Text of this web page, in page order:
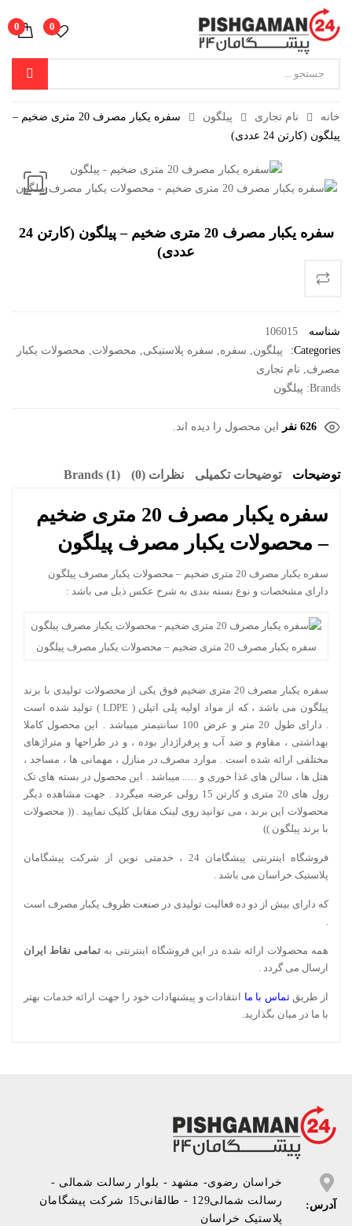
0
0
خانه نام تجاری پیلگون
سفره یکبار مصرف 20 متری ضخیم –
پیلگون (کارتن 24 عددی)
سفره یکبار مصرف 20 متری ضخیم – پیلگون (کارتن 24
عددی)
شناسه
106015
Categories:
پیلگون, سفره, سفره پلاستیکی, محصولات, محصولات یکبار
مصرف, نام تجاری
Brands: پیلگون
626 نفر این محصول را دیده اند.
توضیحات توضیحات تکمیلی نظرات (0) Brands (1)
سفره یکبار مصرف 20 متری ضخیم
– محصولات یکبار مصرف پیلگون
سفره یکبار مصرف 20 متری ضخیم – محصولات یکبار مصرف پیلگون
دارای مشخصات و نوع بسته بندی به شرح عکس ذیل می باشد :
سفره یکبار مصرف 20 متری ضخیم – محصولات یکبار مصرف پیلگون
سفره یکبار مصرف 20 متری ضخیم فوق یکی از محصولات تولیدی با برند
پیلگون می باشد ، که از مواد اولیه پلی اتیلن ( LDPE ) تولید شده است
. دارای طول 20 متر و عرض 100 سانتیمتر میباشد . این محصول کاملا
بهداشتی ، مقاوم و ضد آب و پرفراژدار بوده ، و در طراحها و متراژهای
مختلفی ارائه شده است . موارد مصرف در منازل ، مهمانی ها ، مساجد ،
هتل ها ، سالن های غذا خوری و ….. میباشد . این محصول در بسته های تک
رول های 20 متری و کارتن 15 رولی عرضه میگردد . جهت مشاهده دیگر
محصولات این برند ، می توانید روی لینک مقابل کلیک نمایید . (( محصولات
با برند پیلگون ))
فروشگاه اینترنتی پیشگامان 24 ، خدمتی نوین از شرکت پیشگامان
پلاستیک خراسان می باشد .
که دارای بیش از دو ده فعالیت تولیدی در صنعت ظروف یکبار مصرف است
.
همه محصولات ارائه شده در این فروشگاه اینترنتی بهتمامی نقاط ایران
ارسال می گردد .
از طریقتماس با ما
انتقادات و پیشنهادات خود را جهت ارائه خدمات بهتر
با ما در میان بگذارید.
آدرس:
خراسان رضوی- مشهد - بلوار رسالت شمالی -
رسالت شمالی129 - طالقانی15 شرکت پیشگامان
پلاستیک خراسان